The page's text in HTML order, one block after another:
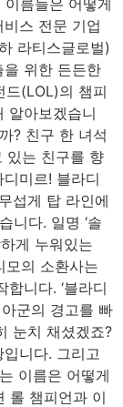
름들은 어떻게
스 전문 기업
라티스글로벌)
위한 든든한
드(LOL)의 챔피
알아보겠습니
? 친구 한 녀석
있는 친구를 향
미르! 블라디
섭게 탑 라인에
니다. 일명 ‘솔
게 누워있는
모의 소환사는
니다. ‘블라디
군의 경고를 빠
눈치 채셨겠죠?
니다. 그리고
이름은 어떻게
롤 챔피언과 이